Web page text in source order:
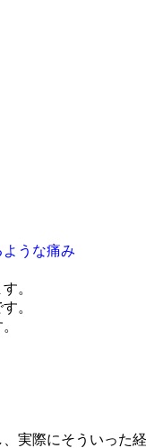
ような痛み
。
。
実際にそういった